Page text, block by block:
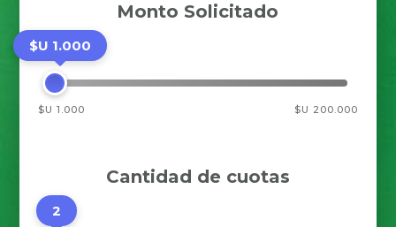
Monto Solicitado
$U 1.000
$U 1.000
$U 200.000
Cantidad de cuotas
2